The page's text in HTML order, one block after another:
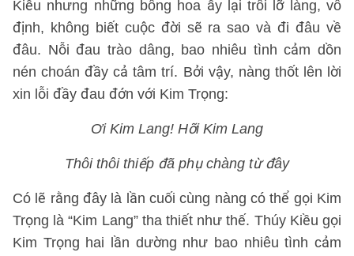
Kiều nhưng những bông hoa ấy lại trôi lỡ làng, vô
định, không biết cuộc đời sẽ ra sao và đi đâu về
đâu. Nỗi đau trào dâng, bao nhiêu tình cảm dồn
nén choán đầy cả tâm trí. Bởi vậy, nàng thốt lên lời
xin lỗi đầy đau đớn với Kim Trọng:
Ơi Kim Lang! Hỡi Kim Lang
Thôi thôi thiếp đã phụ chàng từ đây
Có lẽ rằng đây là lần cuối cùng nàng có thể gọi Kim
Trọng là “Kim Lang” tha thiết như thế. Thúy Kiều gọi
Kim Trọng hai lần dường như bao nhiêu tình cảm